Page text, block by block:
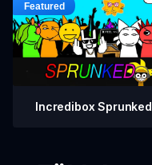
Incredibox Sprunked